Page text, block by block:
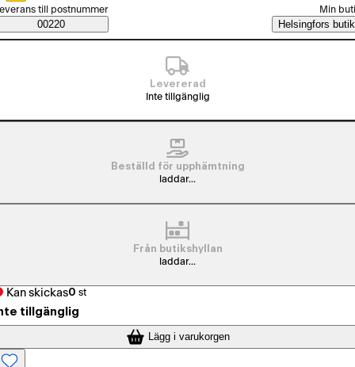
Saatavuustiedot
beställningssätt
till postnummer
00220
Min
Helsingfors butik
Levererad
Inte tillgänglig
Beställd för upphämtning
laddar...
Från butikshyllan
laddar...
Kan skickas0 st
tillgänglig
Lägg i varukorgen